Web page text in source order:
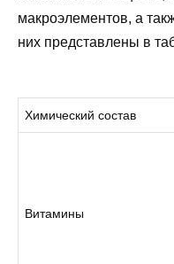
макроэлементов, а
них представлены в
Химический состав
Витамины